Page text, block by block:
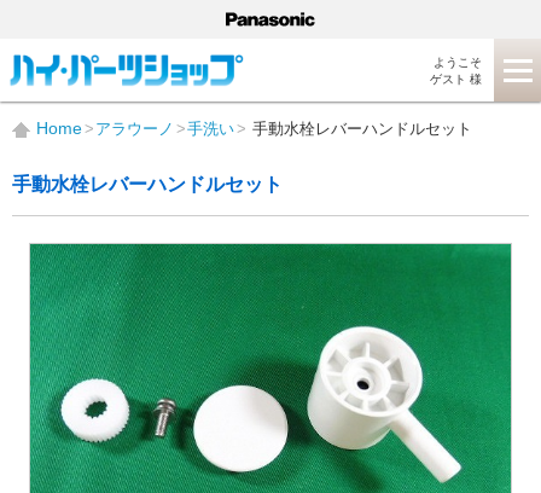
ようこそ
ゲスト 様
Home アラウーノ 手洗い 手動水栓レバーハンドルセット
手動水栓レバーハンドルセット